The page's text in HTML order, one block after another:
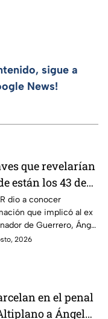
sigue a
News!
que revelarían
están los 43 de
tras
de Ángel
ex gobernador
dio a conocer
que implicó al ex
de Guerrero, Ángel
quien fue detenido
2026
en el penal
a Ángel